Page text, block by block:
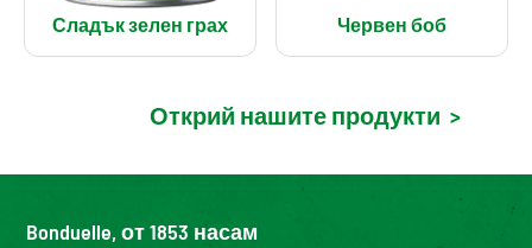
Сладък зелен грах Червен боб
Открий нашите продукти >
Bonduelle, от 1853 насам